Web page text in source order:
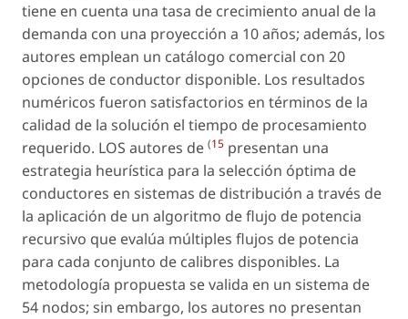
tiene en cuenta una tasa de crecimiento anual de la
demanda con una proyección a 10 años; además, los
autores emplean un catálogo comercial con 20
opciones de conductor disponible. Los resultados
numéricos fueron satisfactorios en términos de la
calidad de la solución el tiempo de procesamiento
requerido. LOS autores de (15 presentan una
estrategia heurística para la selección óptima de
conductores en sistemas de distribución a través de
la aplicación de un algoritmo de flujo de potencia
recursivo que evalúa múltiples flujos de potencia
para cada conjunto de calibres disponibles. La
metodología propuesta se valida en un sistema de
54 nodos; sin embargo, los autores no presentan